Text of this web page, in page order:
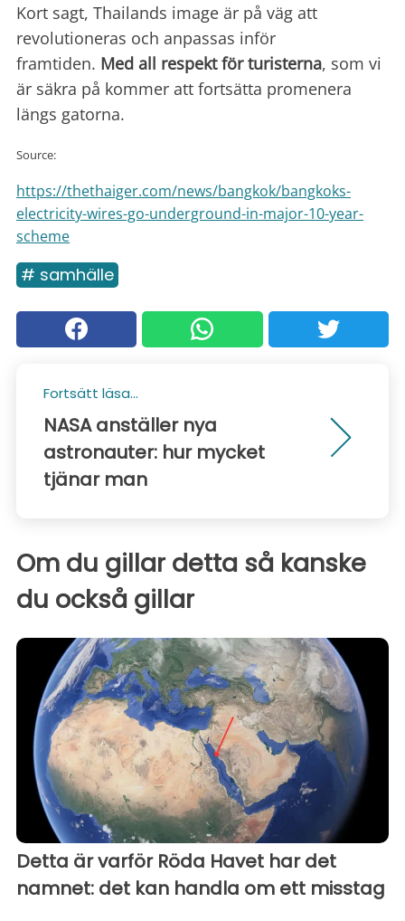
Kort sagt, Thailands image är på väg att
revolutioneras och anpassas inför
framtiden. Med all respekt för turisterna, som vi
är säkra på kommer att fortsätta promenera
längs gatorna.
Source:
https://thethaiger.com/news/bangkok/bangkoks-
electricity-wires-go-underground-in-major-10-year-
scheme
# samhälle
Fortsätt läsa...
NASA anställer nya
astronauter: hur mycket
tjänar man
Om du gillar detta så kanske
du också gillar
Detta är varför Röda Havet har det
namnet: det kan handla om ett misstag